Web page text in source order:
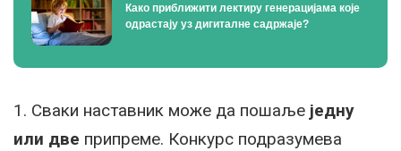
Како приближити лектиру генерацијама које
одрастају уз дигиталне садржаје?
1. Сваки наставник може да пошаље једну
или две припреме. Конкурс подразумева